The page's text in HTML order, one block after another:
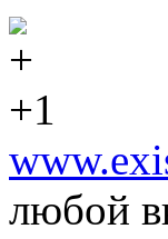
+1
любой